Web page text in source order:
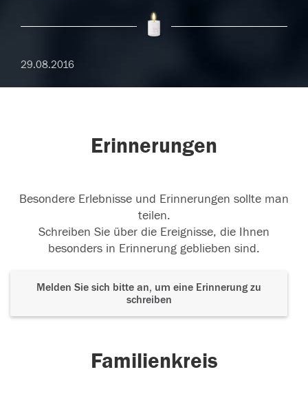
29.08.2016
Erinnerungen
Besondere Erlebnisse und Erinnerungen sollte man
teilen.
Schreiben Sie über die Ereignisse, die Ihnen
besonders in Erinnerung geblieben sind.
Melden Sie sich bitte an, um eine Erinnerung zu
schreiben
Familienkreis